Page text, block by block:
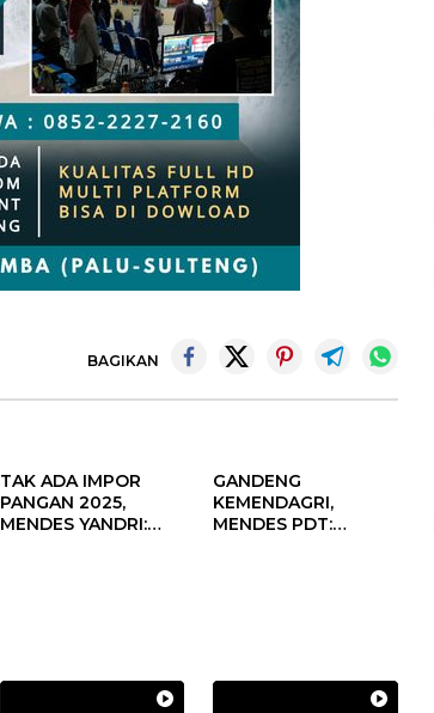
BAGIKAN
TAK ADA IMPOR
PANGAN 2025,
MENDES YANDRI:
GANDENG
KEMENDAGRI,
MENDES PDT: